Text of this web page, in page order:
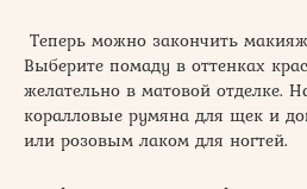
Теперь можно закончить
Выберите помаду в оттенках
желательно в матовой отделке.
коралловые румяна для щек и
или розовым лаком для ногтей.